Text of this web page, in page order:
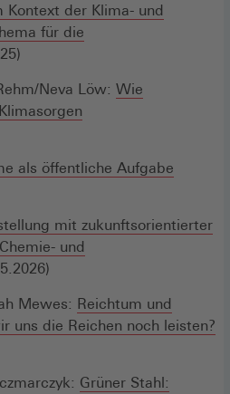
Kontext der Klima- und
für die
Neva Löw: Wie
als öffentliche Aufgabe
mit zukunftsorientierter
und
Mewes: Reichtum und
uns die Reichen noch leisten?
Grüner Stahl: